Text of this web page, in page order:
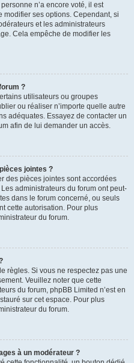
n’a encore voté, il est
ses options. Cependant, si
et les administrateurs
Cela empêche de modifier les
?
utilisateurs ou groupes
ou réaliser n’importe quelle autre
adéquates. Essayez de contacter un
afin de lui demander un accès.
jointes ?
des pièces jointes sont accordées
administrateurs du forum ont peut-
dans le forum concerné, ou seuls
cette autorisation. Pour plus
du forum.
règles. Si vous ne respectez pas une
Veuillez noter que cette
du forum, phpBB Limited n’est en
sur cet espace. Pour plus
du forum.
à un modérateur ?